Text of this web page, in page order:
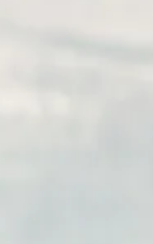
planów legła w
marzeń musiała być